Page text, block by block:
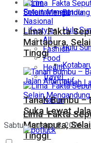
Batola
Hulu
Hulu
Tanah
Kaltim
Sabtu, Agustus 8, 2026
Home
Entertainment
Nasional
Lifestyle
All
Fashion
Food
Health
Travel
Lima Fakta
Martapura,
Tinggi
Lima Fakta
Martapura,
Tinggi
Tanah Bumbu –
Suka Lewat